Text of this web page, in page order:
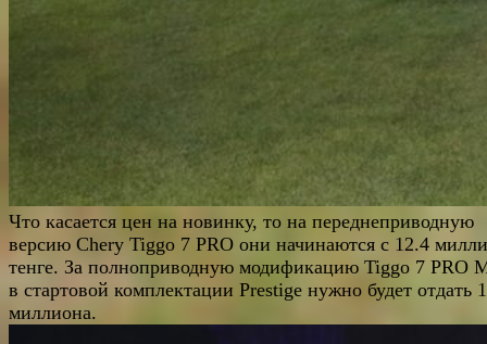
Что касается цен на новинку, то на переднеприводную
версию Chery Tiggo 7 PRO они начинаются с 12.4
тенге. За полноприводную модификацию Tiggo 7 PRO
в стартовой комплектации Prestige нужно будет отдать
миллиона.